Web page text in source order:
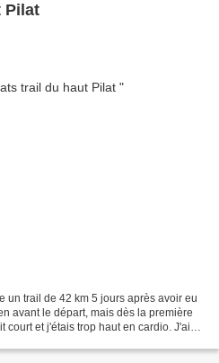
Pilat
un trail de 42 km 5 jours après avoir eu
avant le départ, mais dès la première
court et j'étais trop haut en cardio. J'ai